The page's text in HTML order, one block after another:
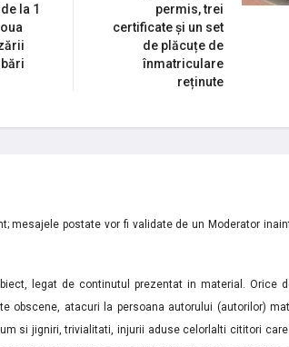
la 1
permis, trei
certificate și un set
de plăcuțe de
înmatriculare
reținute
mesajele postate vor fi validate de un Moderator
legat de continutul prezentat in material. Orice
obscene, atacuri la persoana autorului (autorilor)
si jigniri, trivialitati, injurii aduse celorlalti cititori